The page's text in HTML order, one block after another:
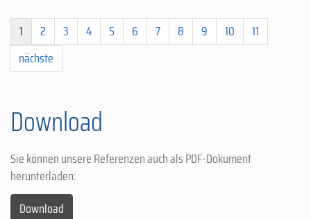
1 2 3 4 5 6 7 8 9 10
11
nächste
Download
Sie können unsere Referenzen auch als PDF-Dokument
herunterladen:
Download